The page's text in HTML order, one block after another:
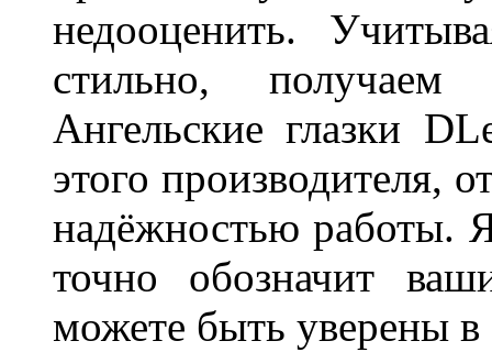
недооценить.
стильно,
Ангельские глазки
этого производителя,
надёжностью работы.
точно обозначит
можете быть уверены